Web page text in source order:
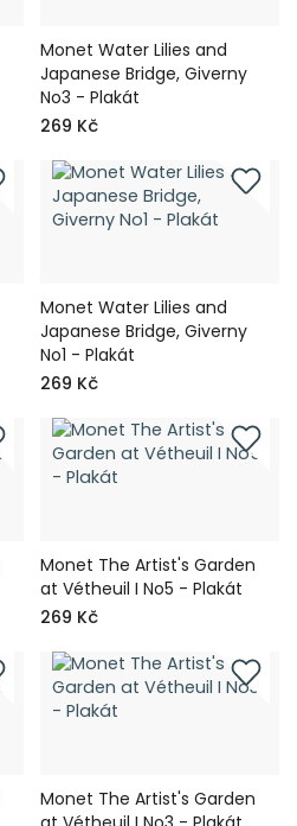
Monet Water Lilies and
Japanese Bridge, Giverny
No3 - Plakát
269 Kč
Monet Water Lilies and
Japanese Bridge, Giverny
No1 - Plakát
269 Kč
Monet The Artist's Garden
at Vétheuil I No5 - Plakát
269 Kč
Monet The Artist's Garden